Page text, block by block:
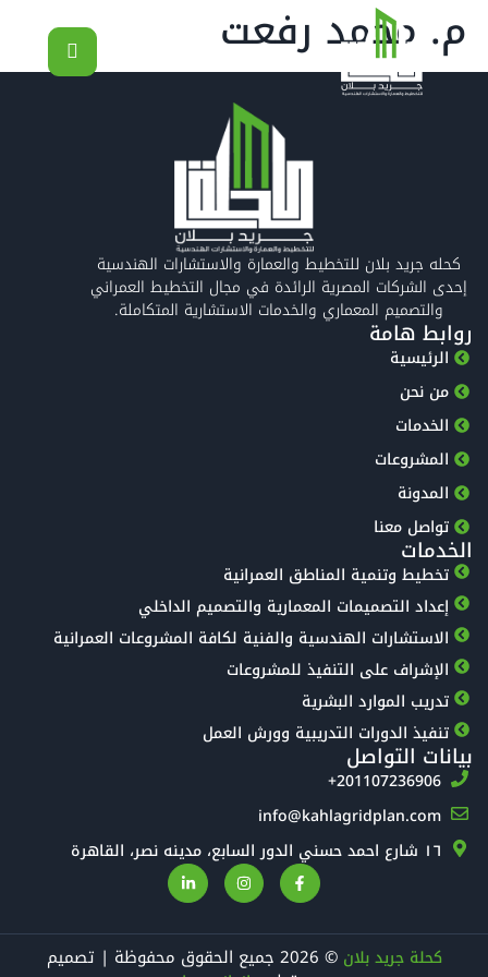
م. محمد رفعت
كحله جريد بلان للتخطيط والعمارة والاستشارات الهندسية
إحدى الشركات المصرية الرائدة في مجال التخطيط العمراني
والتصميم المعماري والخدمات الاستشارية المتكاملة.
روابط هامة
الرئيسية
من نحن
الخدمات
المشروعات
المدونة
تواصل معنا
الخدمات
تخطيط وتنمية المناطق العمرانية
إعداد التصميمات المعمارية والتصميم الداخلي
الاستشارات الهندسية والفنية لكافة المشروعات العمرانية
الإشراف على التنفيذ للمشروعات
تدريب الموارد البشرية
تنفيذ الدورات التدريبية وورش العمل
بيانات التواصل
‎+201107236906
info@kahlagridplan.com
١٦ شارع احمد حسني الدور السابع، مدينه نصر، القاهرة
كحلة جريد بلان © 2026 جميع الحقوق محفوظة | تصميم